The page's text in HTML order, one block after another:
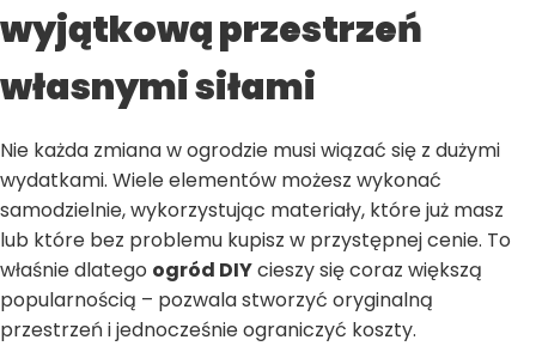
wyjątkową przestrzeń
własnymi siłami
Nie każda zmiana w ogrodzie musi wiązać się z dużymi
wydatkami. Wiele elementów możesz wykonać
samodzielnie, wykorzystując materiały, które już masz
lub które bez problemu kupisz w przystępnej cenie. To
właśnie dlatego ogród DIYcieszy się coraz większą
popularnością – pozwala stworzyć oryginalną
przestrzeń i jednocześnie ograniczyć koszty.